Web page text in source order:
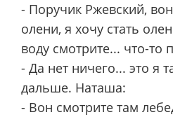
- Поручик Ржевский,
олени, я хочу стать
воду смотрите... что-то
- Да нет ничего... это я
дальше. Наташа:
- Вон смотрите там